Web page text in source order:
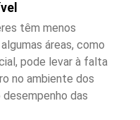
têm menos
áreas, como
pode levar à falta
no ambiente dos
das